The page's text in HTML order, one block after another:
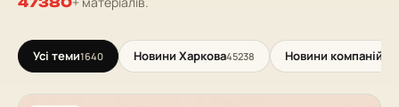
Усі теми1640 Новини Харкова45238 Новини компаній